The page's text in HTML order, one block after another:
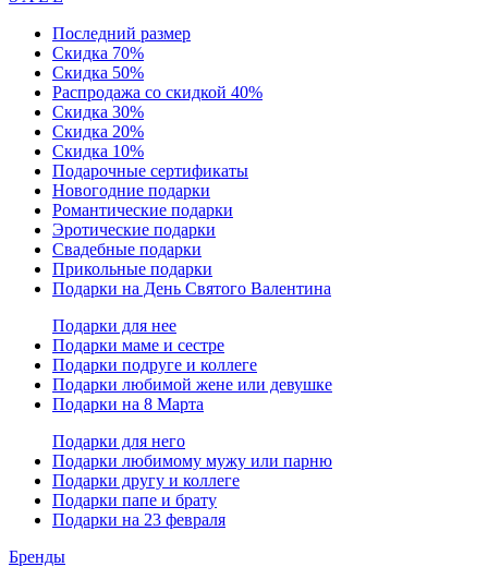
Последний размер
Скидка 70%
Скидка 50%
Распродажа со скидкой 40%
Скидка 30%
Скидка 20%
Скидка 10%
Подарочные сертификаты
Новогодние подарки
Романтические подарки
Эротические подарки
Свадебные подарки
Прикольные подарки
Подарки на День Святого Валентина
Подарки для нее
Подарки маме и сестре
Подарки подруге и коллеге
Подарки любимой жене или девушке
Подарки на 8 Марта
Подарки для него
Подарки любимому мужу или парню
Подарки другу и коллеге
Подарки папе и брату
Подарки на 23 февраля
Бренды